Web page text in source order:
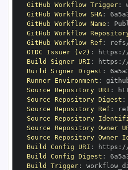
GitHub Workflow Trigger:
GitHub Workflow SHA:
GitHub Workflow Name :
GitHub Workflow
GitHub Workflow Ref :
OIDC Issuer (v2) : https :
Build Signer URI : https :
Build Signer Digest :
Runner Environment :
Source Repository URI :
Source Repository Digest :
Source Repository Ref :
Source Repository
Source Repository Owner
Source Repository
Build Config URI : https :
Build Config Digest :
Build Trigger: